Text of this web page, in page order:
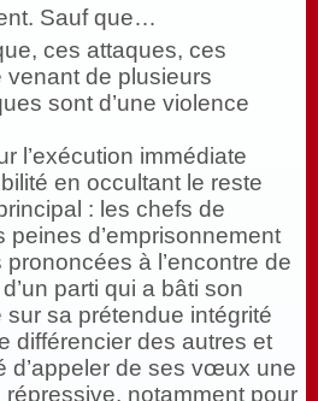
Sauf que…
ces attaques, ces
de plusieurs
sont d’une violence
l’exécution immédiate
en occultant le reste
: les chefs de
d’emprisonnement
prononcées à l’encontre de
parti qui a bâti son
sa prétendue intégrité
différencier des autres et
d’appeler de ses vœux une
notamment pour